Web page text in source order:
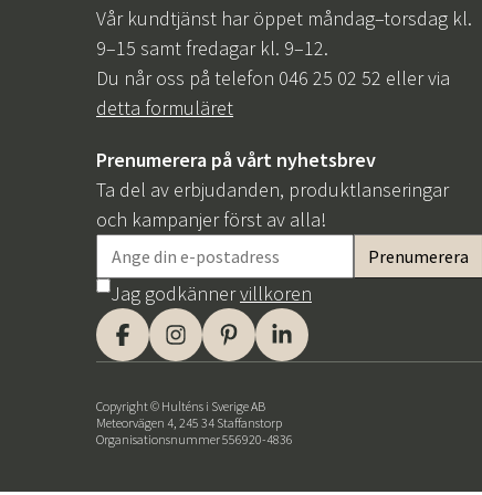
Serveringsvagnar
Bordsskivor
Bordsunderrede
Hammockdynor
Skötsel & Förvaring
Dynboxar
Oljor & Färg
Impregnering
Rengöringsmedel
Redskapsskjul
Reservdelar
Sovrumsmöbler
Sänggavlar
Konstväxter
Kransar
Blommande kruk- &
hängväxter
Gröna kruk- & hängväxter
Träd
Dekoration & tillbehör
Julgranar
Vår kundtjänst har öppet måndag–torsdag kl.
9–15 samt fredagar kl. 9–12.
Du når oss på telefon 046 25 02 52 eller via
detta formuläret
Prenumerera på vårt nyhetsbrev
Ta del av erbjudanden, produktlanseringar
och kampanjer först av alla!
Jag godkännervillkoren
Copyright © Hulténs i Sverige AB
Meteorvägen 4, 245 34 Staffanstorp
Organisationsnummer 556920-4836